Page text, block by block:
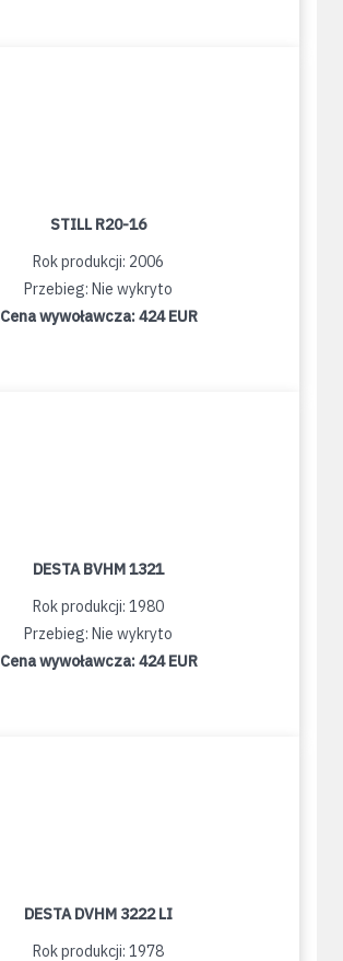
STILL R20-16
Rok produkcji: 2006
Przebieg: Nie wykryto
Cena wywoławcza:424 EUR
DESTA BVHM 1321
Rok produkcji: 1980
Przebieg: Nie wykryto
Cena wywoławcza:424 EUR
DESTA DVHM 3222 LI
Rok produkcji: 1978